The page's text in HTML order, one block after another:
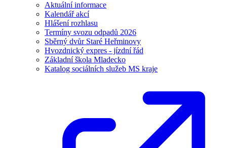
Aktuální informace
Kalendář akcí
Hlášení rozhlasu
Termíny svozu odpadů 2026
Sběrný dvůr Staré Heřminovy
Hvozdnický expres - jízdní řád
Základní škola Mladecko
Katalog sociálních služeb MS kraje